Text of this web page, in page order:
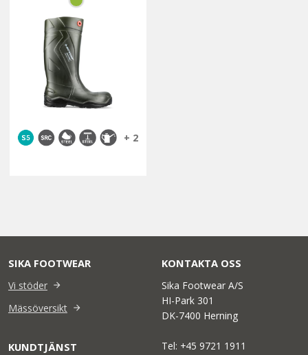
+ 2
SIKA FOOTWEAR
Vi stöder
Mässöversikt
KUNDTJÄNST
KONTAKTA OSS
Sika Footwear A/S
HI-Park 301
DK-7400 Herning
Tel: +45 9721 1911